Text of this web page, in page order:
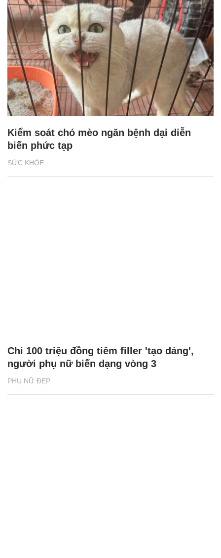
SỨC KHỎE
Kiểm soát chó mèo ngăn bệnh dại diễn
biến phức tạp
PHỤ NỮ ĐẸP
Chi 100 triệu đồng tiêm filler 'tạo dáng',
người phụ nữ biến dạng vòng 3